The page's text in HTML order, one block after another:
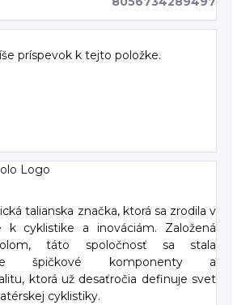
príspevok k tejto položke.
talianska značka, ktorá sa zrodila v
k cyklistike a inováciám. Založená
táto spoločnosť sa stala
špičkové komponenty a
ktorá už desaťročia definuje svet
cyklistiky.